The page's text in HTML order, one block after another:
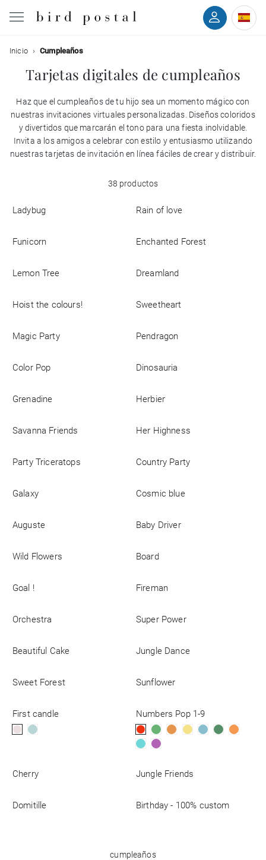
Boda
Nacimiento
Bautizo
Comunión
Inicio Cumpleaños
Tarjetas digitales de cumpleaños
Haz que el cumpleaños de tu hijo sea un momento mágico con
nuestras invitaciones virtuales personalizadas. Diseños coloridos
y divertidos que marcarán el tono para una fiesta inolvidable.
Invita a los amigos a celebrar con estilo y entusiasmo utilizando
nuestras tarjetas de invitación en línea fáciles de crear y distribuir.
38 productos
Ladybug Rain of love
Funicorn Enchanted Forest
Lemon Tree Dreamland
Hoist the colours! Sweetheart
Magic Party Pendragon
Color Pop Dinosauria
Grenadine Herbier
Savanna Friends Her Highness
Party Triceratops Country Party
Galaxy Cosmic blue
Auguste Baby Driver
Wild Flowers Board
Goal ! Fireman
Orchestra Super Power
Beautiful Cake Jungle Dance
Sweet Forest Sunflower
First candle Numbers Pop 1-9
Cherry Jungle Friends
Domitille Birthday - 100% custom
cumpleaños
Filtrar
Colores
Estilos
Con